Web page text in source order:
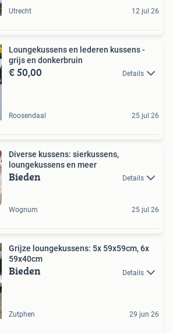
Utrecht 12 jul 26
Loungekussens en lederen kussens -
grijs en donkerbruin
€ 50,00 Details
Roosendaal 25 jul 26
Diverse kussens: sierkussens,
loungekussens en meer
Bieden Details
Wognum 25 jul 26
Grijze loungekussens: 5x 59x59cm, 6x
59x40cm
Bieden Details
Zutphen 29 jun 26